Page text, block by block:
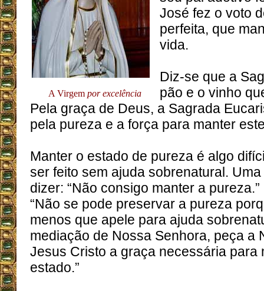
A Virgem por excelência
José fez o voto
perfeita, que
vida.
Diz-se que a
pão e o vinho
Pela graça de Deus, a Sagrada
pela pureza e a força para manter
Manter o estado de pureza é algo
ser feito sem ajuda sobrenatural.
dizer: “Não consigo manter a
“Não se pode preservar a pureza
menos que apele para ajuda
mediação de Nossa Senhora, peça a
Jesus Cristo a graça necessária para
estado.”